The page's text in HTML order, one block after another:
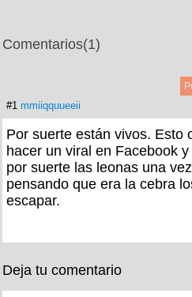
Comentarios(1)
#1 mmiiqquueeii
Por suerte están vivos. Esto
hacer un viral en Facebook
por suerte las leonas una
pensando que era la cebra
escapar.
Deja tu comentario